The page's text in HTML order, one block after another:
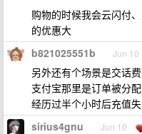
购物的时候我会云闪付
的优惠大
b821025551b Jun 10
另外还有个场景是交话
支付宝那里是订单被分
经历过半个小时后充值
sirius4gnu Jun 10